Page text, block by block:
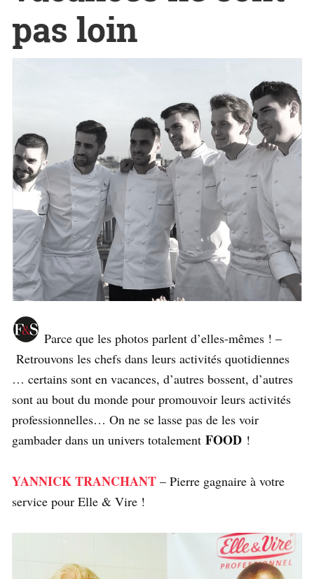
pas loin
Parce que les photos parlent d’elles-mêmes ! –
Retrouvons les chefs dans leurs activités quotidiennes
… certains sont en vacances, d’autres bossent, d’autres
sont au bout du monde pour promouvoir leurs activités
professionnelles… On ne se lasse pas de les voir
gambader dans un univers totalement FOOD !
YANNICK TRANCHANT – Pierre gagnaire à votre
service pour Elle & Vire !